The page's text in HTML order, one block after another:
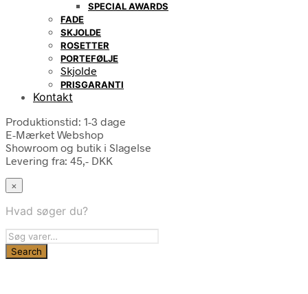
SPECIAL AWARDS
FADE
SKJOLDE
ROSETTER
PORTEFØLJE
Skjolde
PRISGARANTI
Kontakt
Produktionstid: 1-3 dage
E-Mærket Webshop
Showroom og butik i Slagelse
Levering fra: 45,- DKK
×
Hvad søger du?